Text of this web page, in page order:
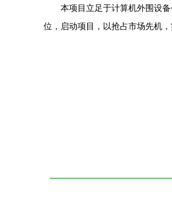
本项目立足于计算机外围设
位，启动项目，以抢占市场先机